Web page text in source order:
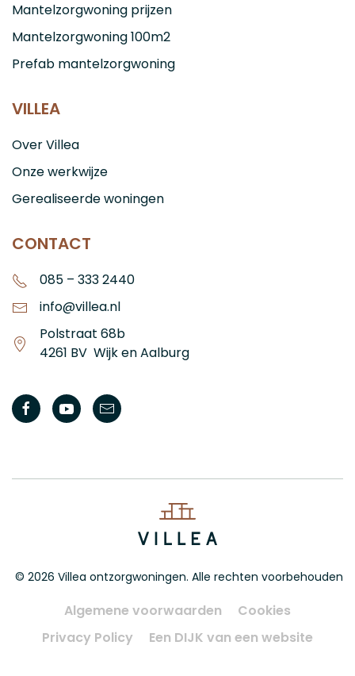
Mantelzorgwoning prijzen
Mantelzorgwoning 100m2
Prefab mantelzorgwoning
VILLEA
Over Villea
Onze werkwijze
Gerealiseerde woningen
CONTACT
085 – 333 2440
info@villea.nl
Polstraat 68b
4261 BV Wijk en Aalburg
© 2026 Villea ontzorgwoningen. Alle rechten voorbehouden
Algemene voorwaarden
Cookies
Privacy Policy
Een DIJK van een website